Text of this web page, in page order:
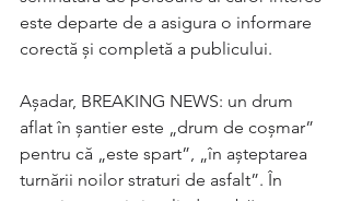
este departe de a asigura o informare
corectă și completă a publicului.
Așadar, BREAKING NEWS: un drum
aflat în șantier este „drum de coșmar”
pentru că „este spart”, „în așteptarea
turnării noilor straturi de asfalt”. În